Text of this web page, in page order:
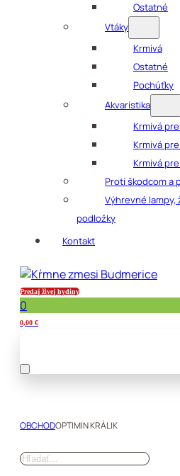
Ostatné
Vtáky
Krmivá
Ostatné
Pochúťky
Akvaristika
Krmivá
Krmivá
Krmivá
Proti škodcom a
Výhrevné lampy,
podložky
Kontakt
Predaj živej hydiny
0
0,00 €
OBCHODOPTIMIN KRÁLIK